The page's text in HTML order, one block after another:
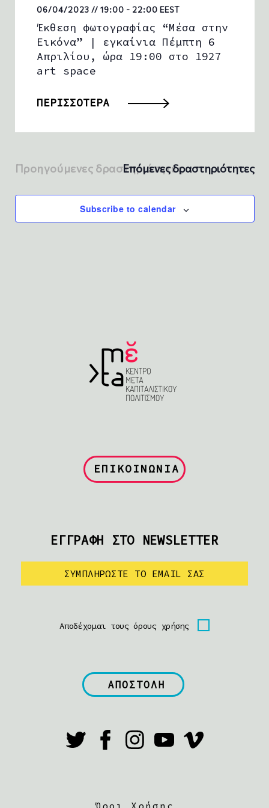
06/04/2023 // 19:00 - 22:00 EEST
Έκθεση φωτογραφίας “Μέσα στην
Εικόνα” | εγκαίνια Πέμπτη 6
Απριλίου, ώρα 19:00 στο 1927
art space
ΠΕΡΙΣΣΟΤΕΡΑ
Προηγούμενες δραστηριότητεςΕπόμενες δραστηριότητες
Subscribe to calendar
ΕΠΙΚΟΙΝΩΝΙΑ
ΕΓΓΡΑΦΗ ΣΤΟ NEWSLETTER
Αποδέχομαι τους όρους χρήσης